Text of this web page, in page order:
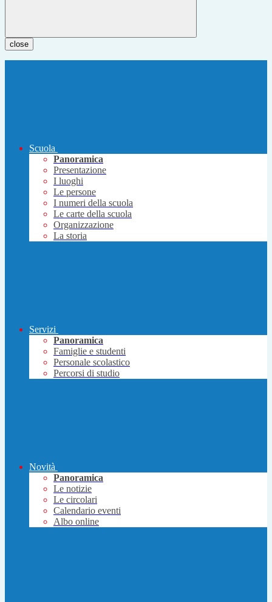
close
Scuola
Panoramica
Presentazione
I luoghi
Le persone
I numeri della scuola
Le carte della scuola
Organizzazione
La storia
Servizi
Panoramica
Famiglie e studenti
Personale scolastico
Percorsi di studio
Novità
Panoramica
Le notizie
Le circolari
Calendario eventi
Albo online